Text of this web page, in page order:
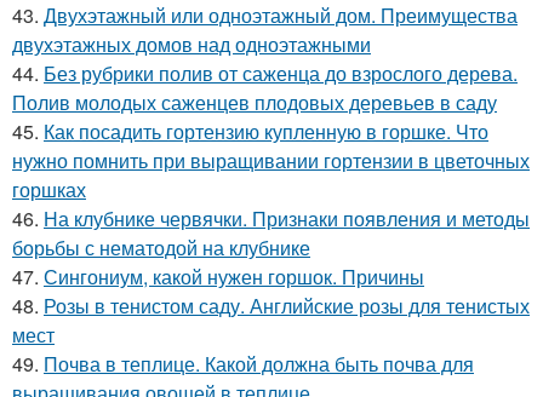
43. Двухэтажный или одноэтажный дом. Преимущества
двухэтажных домов над одноэтажными
44. Без рубрики полив от саженца до взрослого дерева.
Полив молодых саженцев плодовых деревьев в саду
45. Как посадить гортензию купленную в горшке. Что
нужно помнить при выращивании гортензии в цветочных
горшках
46. На клубнике червячки. Признаки появления и методы
борьбы с нематодой на клубнике
47. Сингониум, какой нужен горшок. Причины
48. Розы в тенистом саду. Английские розы для тенистых
мест
49. Почва в теплице. Какой должна быть почва для